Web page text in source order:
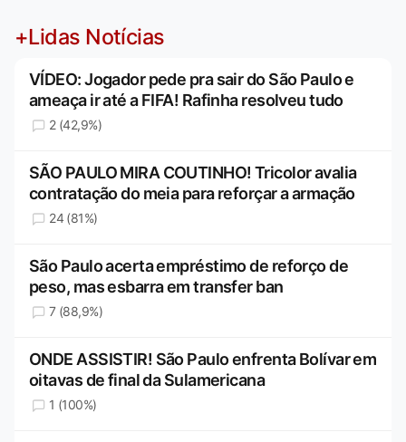
+Lidas Notícias
VÍDEO: Jogador pede pra sair do São Paulo e
ameaça ir até a FIFA! Rafinha resolveu tudo
2 (42,9%)
SÃO PAULO MIRA COUTINHO! Tricolor avalia
contratação do meia para reforçar a armação
24 (81%)
São Paulo acerta empréstimo de reforço de
peso, mas esbarra em transfer ban
7 (88,9%)
ONDE ASSISTIR! São Paulo enfrenta Bolívar em
oitavas de final da Sulamericana
1 (100%)